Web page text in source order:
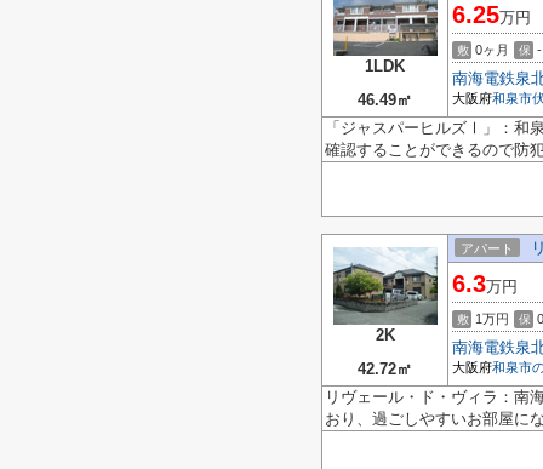
1LDK
46.49㎡
6.25万円
敷 0ヶ月 保 -
南海電鉄泉
大阪府和泉市
「ジャスパーヒルズⅠ」：和
確認することができるので防
2K
42.72㎡
アパート
6.3万円
敷 1万円 保
南海電鉄泉
大阪府和泉市
リヴェール・ド・ヴィラ：南
おり、過ごしやすいお部屋に